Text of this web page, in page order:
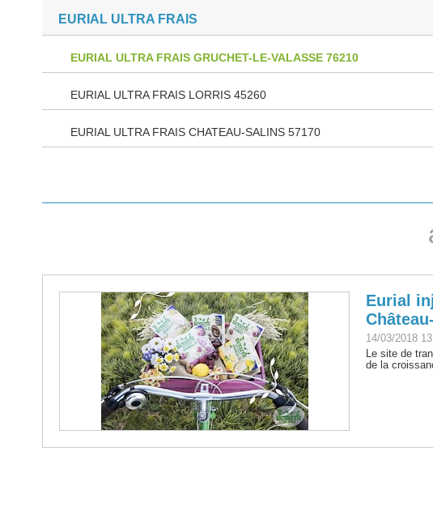
EURIAL ULTRA FRAIS
EURIAL ULTRA FRAIS GRUCHET-LE-VALASSE 76210
EURIAL ULTRA FRAIS LORRIS 45260
EURIAL ULTRA FRAIS CHATEAU-SALINS 57170
Eurial
14/03/2018
Le site de
de la